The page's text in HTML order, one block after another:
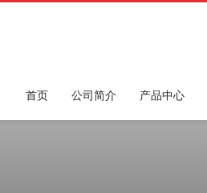
首页 公司简介 产品中心